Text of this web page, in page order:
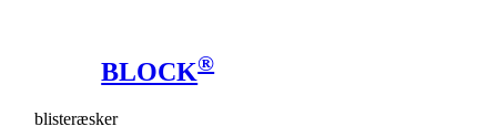
BLOCK®
blisteræsker